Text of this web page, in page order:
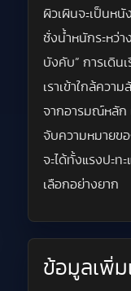
ผิวเผินจะเป็นห
ชั่งน้ำหนักระหว่า
บังคับ” การเดิน
เราเข้าใกล้ควา
จากอารมณ์หลัก
จับความหมายข
จะได้ทั้งแรงปะท
เลือกอย่างยาก
ข้อมูลเพิ่ม